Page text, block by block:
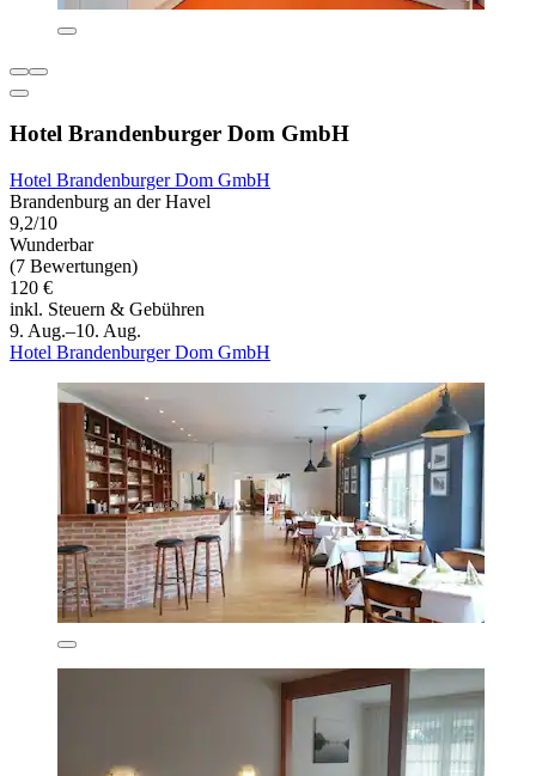
Hotel Brandenburger Dom GmbH
Hotel Brandenburger Dom GmbH
Brandenburg an der Havel
9,2/10
Wunderbar
(7 Bewertungen)
120 €
inkl. Steuern & Gebühren
9. Aug.–10. Aug.
Hotel Brandenburger Dom GmbH